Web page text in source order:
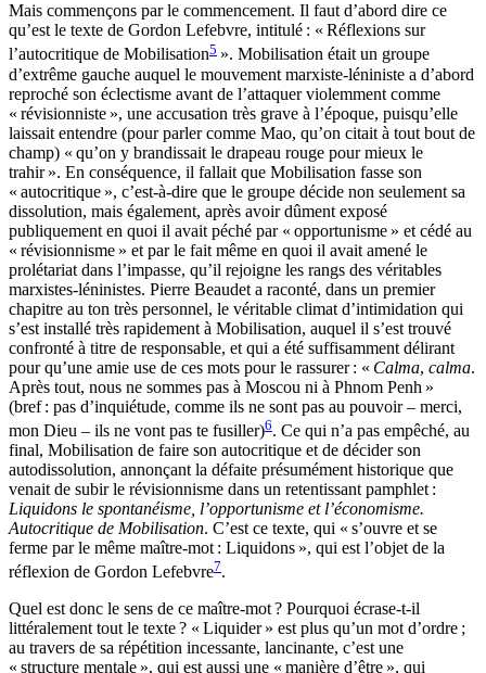
Mais commençons par le commencement. Il faut d’abord dire ce
qu’est le texte de Gordon Lefebvre, intitulé : « Réflexions sur
l’autocritique de Mobilisation5 ». Mobilisation était un groupe
d’extrême gauche auquel le mouvement marxiste-léniniste a d’abord
reproché son éclectisme avant de l’attaquer violemment comme
« révisionniste », une accusation très grave à l’époque, puisqu’elle
laissait entendre (pour parler comme Mao, qu’on citait à tout bout de
champ) « qu’on y brandissait le drapeau rouge pour mieux le
trahir ». En conséquence, il fallait que Mobilisation fasse son
« autocritique », c’est-à-dire que le groupe décide non seulement sa
dissolution, mais également, après avoir dûment exposé
publiquement en quoi il avait péché par « opportunisme » et cédé au
« révisionnisme » et par le fait même en quoi il avait amené le
prolétariat dans l’impasse, qu’il rejoigne les rangs des véritables
marxistes-léninistes. Pierre Beaudet a raconté, dans un premier
chapitre au ton très personnel, le véritable climat d’intimidation qui
s’est installé très rapidement à Mobilisation, auquel il s’est trouvé
confronté à titre de responsable, et qui a été suffisamment délirant
pour qu’une amie use de ces mots pour le rassurer : « Calma, calma.
Après tout, nous ne sommes pas à Moscou ni à Phnom Penh »
(bref : pas d’inquiétude, comme ils ne sont pas au pouvoir – merci,
mon Dieu – ils ne vont pas te fusiller)6. Ce qui n’a pas empêché, au
final, Mobilisation de faire son autocritique et de décider son
autodissolution, annonçant la défaite présumément historique que
venait de subir le révisionnisme dans un retentissant pamphlet :
Liquidons le spontanéisme, l’opportunisme et l’économisme.
Autocritique de Mobilisation. C’est ce texte, qui « s’ouvre et se
ferme par le même maître-mot : Liquidons », qui est l’objet de la
réflexion de Gordon Lefebvre7.
Quel est donc le sens de ce maître-mot ? Pourquoi écrase-t-il
littéralement tout le texte ? « Liquider » est plus qu’un mot d’ordre ;
au travers de sa répétition incessante, lancinante, c’est une
« structure mentale », qui est aussi une « manière d’être », qui